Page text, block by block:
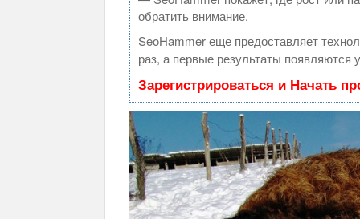
обратить внимание.
SeoHammer еще предоставляет
раз, а первые результаты появляются
Зарегистрироваться и Начать